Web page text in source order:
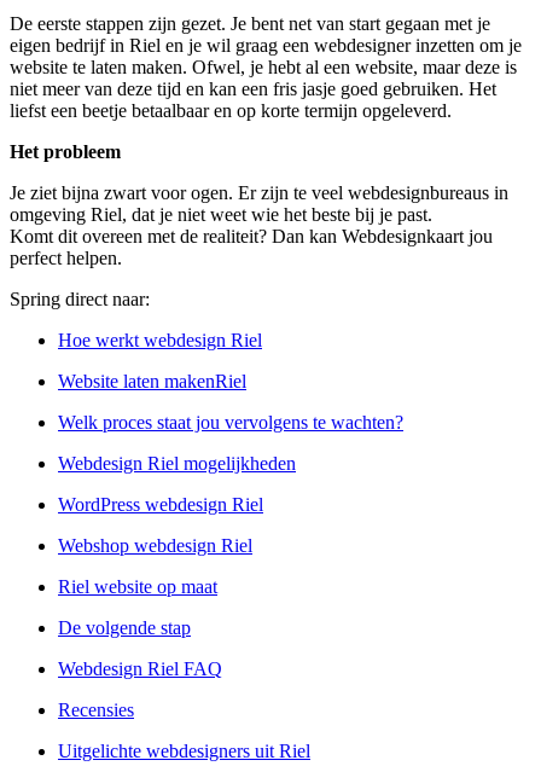
De eerste stappen zijn gezet. Je bent net van start gegaan met je
eigen bedrijf in Riel en je wil graag een webdesigner inzetten om je
website te laten maken. Ofwel, je hebt al een website, maar deze is
niet meer van deze tijd en kan een fris jasje goed gebruiken. Het
liefst een beetje betaalbaar en op korte termijn opgeleverd.
Het probleem
Je ziet bijna zwart voor ogen. Er zijn te veel webdesignbureaus in
omgeving Riel, dat je niet weet wie het beste bij je past.
Komt dit overeen met de realiteit? Dan kan Webdesignkaart jou
perfect helpen.
Spring direct naar:
Hoe werkt webdesign Riel
Website laten makenRiel
Welk proces staat jou vervolgens te wachten?
Webdesign Riel mogelijkheden
WordPress webdesign Riel
Webshop webdesign Riel
Riel website op maat
De volgende stap
Webdesign Riel FAQ
Recensies
Uitgelichte webdesigners uit Riel